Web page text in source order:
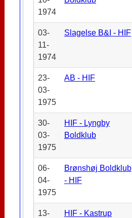
1974
03-
11-
1974
Slagelse B&I - HIF
23-
03-
1975
AB - HIF
30-
03-
1975
HIF - Lyngby
Boldklub
06-
04-
1975
Brønshøj Boldklub
- HIF
13-
HIF - Kastrup